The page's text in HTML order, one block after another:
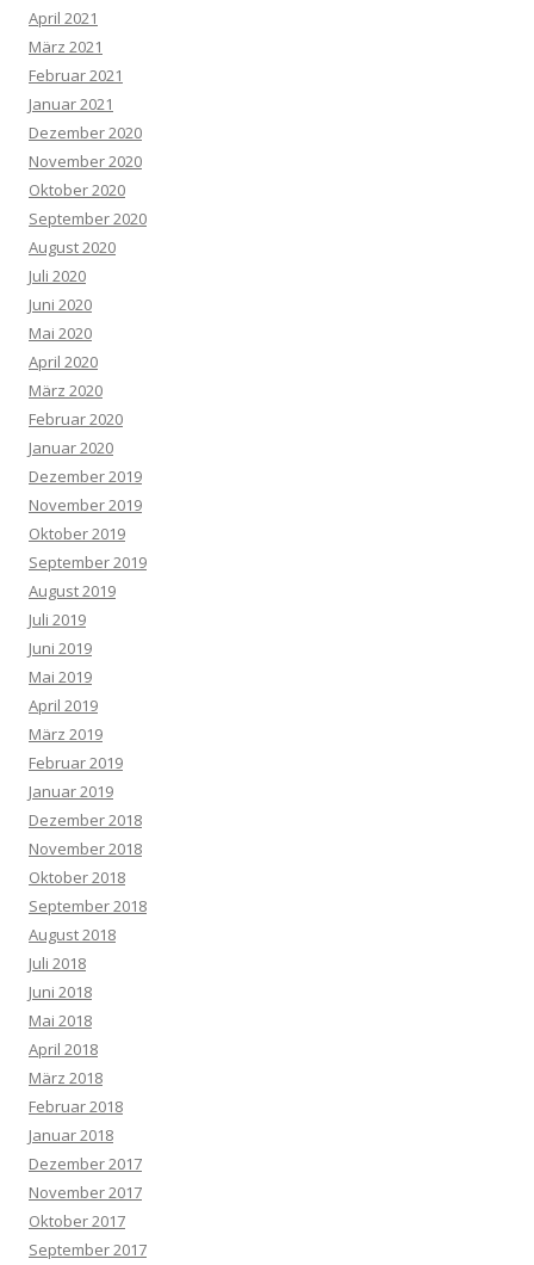
April 2021
März 2021
Februar 2021
Januar 2021
Dezember 2020
November 2020
Oktober 2020
September 2020
August 2020
Juli 2020
Juni 2020
Mai 2020
April 2020
März 2020
Februar 2020
Januar 2020
Dezember 2019
November 2019
Oktober 2019
September 2019
August 2019
Juli 2019
Juni 2019
Mai 2019
April 2019
März 2019
Februar 2019
Januar 2019
Dezember 2018
November 2018
Oktober 2018
September 2018
August 2018
Juli 2018
Juni 2018
Mai 2018
April 2018
März 2018
Februar 2018
Januar 2018
Dezember 2017
November 2017
Oktober 2017
September 2017